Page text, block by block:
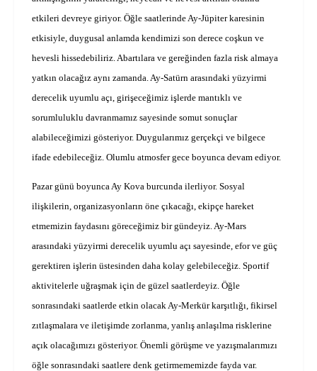
etkileri devreye giriyor. Öğle saatlerinde Ay-Jüpiter karesinin
etkisiyle, duygusal anlamda kendimizi son derece coşkun ve
hevesli hissedebiliriz. Abartılara ve gereğinden fazla risk almaya
yatkın olacağız aynı zamanda. Ay-Satürn arasındaki yüzyirmi
derecelik uyumlu açı, girişeceğimiz işlerde mantıklı ve
sorumluluklu davranmamız sayesinde somut sonuçlar
alabileceğimizi gösteriyor. Duygularımız gerçekçi ve bilgece
ifade edebileceğiz. Olumlu atmosfer gece boyunca devam ediyor.
Pazar günü boyunca Ay Kova burcunda ilerliyor. Sosyal
ilişkilerin, organizasyonların öne çıkacağı, ekipçe hareket
etmemizin faydasını göreceğimiz bir gündeyiz. Ay-Mars
arasındaki yüzyirmi derecelik uyumlu açı sayesinde, efor ve güç
gerektiren işlerin üstesinden daha kolay gelebileceğiz. Sportif
aktivitelerle uğraşmak için de güzel saatlerdeyiz. Öğle
sonrasındaki saatlerde etkin olacak Ay-Merkür karşıtlığı, fikirsel
zıtlaşmalara ve iletişimde zorlanma, yanlış anlaşılma risklerine
açık olacağımızı gösteriyor. Önemli görüşme ve yazışmalarımızı
öğle sonrasındaki saatlere denk getirmememizde fayda var.